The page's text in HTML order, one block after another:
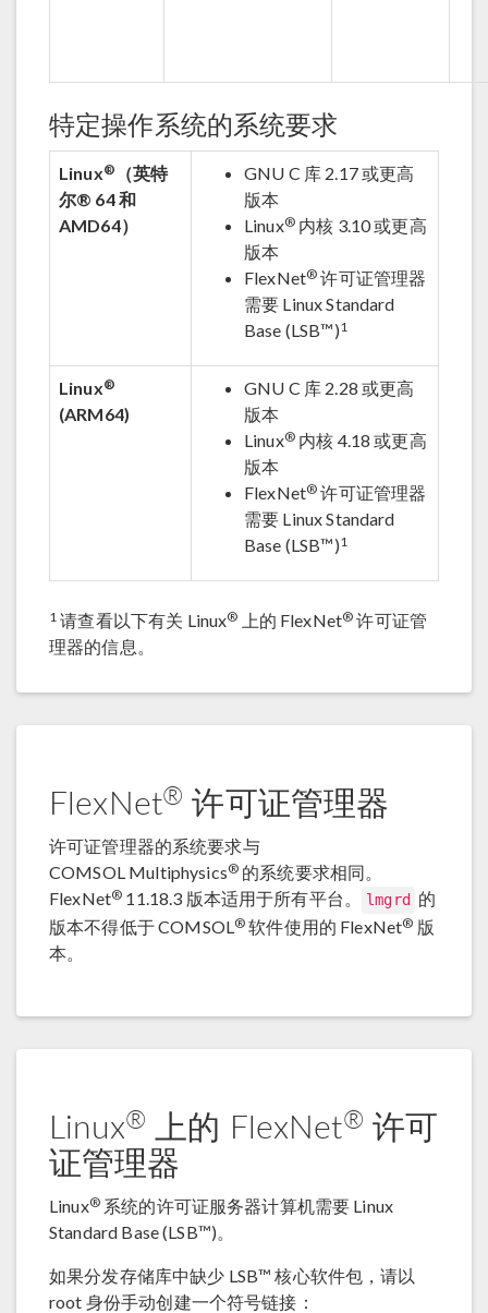
特定操作系统的系统要求
Linux®
（英特
尔® 64 和
AMD64）
GNU C 库 2.17 或更高
版本
Linux®内核 3.10 或更高
版本
FlexNet® 许可证管理器
需要 Linux Standard
Base (LSB™)1
Linux®
(ARM64)
GNU C 库 2.28 或更高
版本
Linux®内核 4.18 或更高
版本
FlexNet® 许可证管理器
需要 Linux Standard
Base (LSB™)1
1 请查看以下有关 Linux® 上的 FlexNet® 许可证管
理器的信息。
FlexNet® 许可证管理器
许可证管理器的系统要求与
COMSOL Multiphysics® 的系统要求相同。
FlexNet® 11.18.3 版本适用于所有平台。 lmgrd
的
版本不得低于 COMSOL® 软件使用的 FlexNet® 版
本。
Linux® 上的 FlexNet® 许可
证管理器
Linux®系统的许可证服务器计算机需要 Linux
Standard Base (LSB™)。
如果分发存储库中缺少 LSB™ 核心软件包，请以
root 身份手动创建一个符号链接：